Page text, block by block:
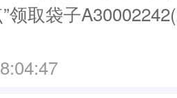
领取袋子